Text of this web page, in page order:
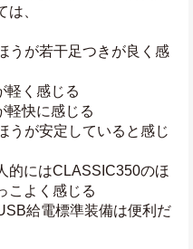
、
うが若干足つきが良く感
軽く感じる
軽快に感じる
うが安定していると感じ
的にはCLASSIC350のほ
こよく感じる
給電標準装備は便利だ